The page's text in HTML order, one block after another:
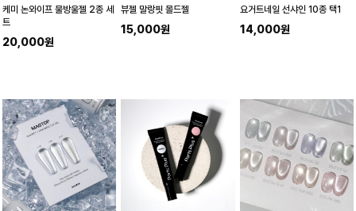
케미 논와이프 물방울젤 2종 세
트
20,000원
뷰젤 말랑핏 몰드젤
15,000원
요거트네일 선샤인 10종 택1
14,000원